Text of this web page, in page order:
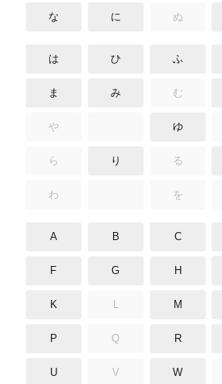
な に ぬ
は ひ ふ
ま み む
や ゆ
ら り る
わ を
A B C
F G H
K M
P Q R
U V W